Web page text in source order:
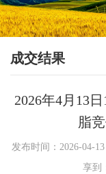
成交结果
2026年4月13
脂
发布时间：2026-
享到